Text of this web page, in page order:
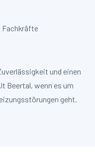
Fachkräfte
und einen
Beertal, wenn es um
geht.